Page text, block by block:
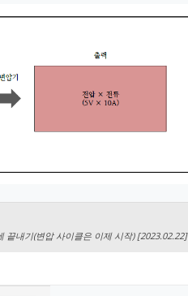
끝내기(변압 사이클은 이제 시작) [2023.02.22]